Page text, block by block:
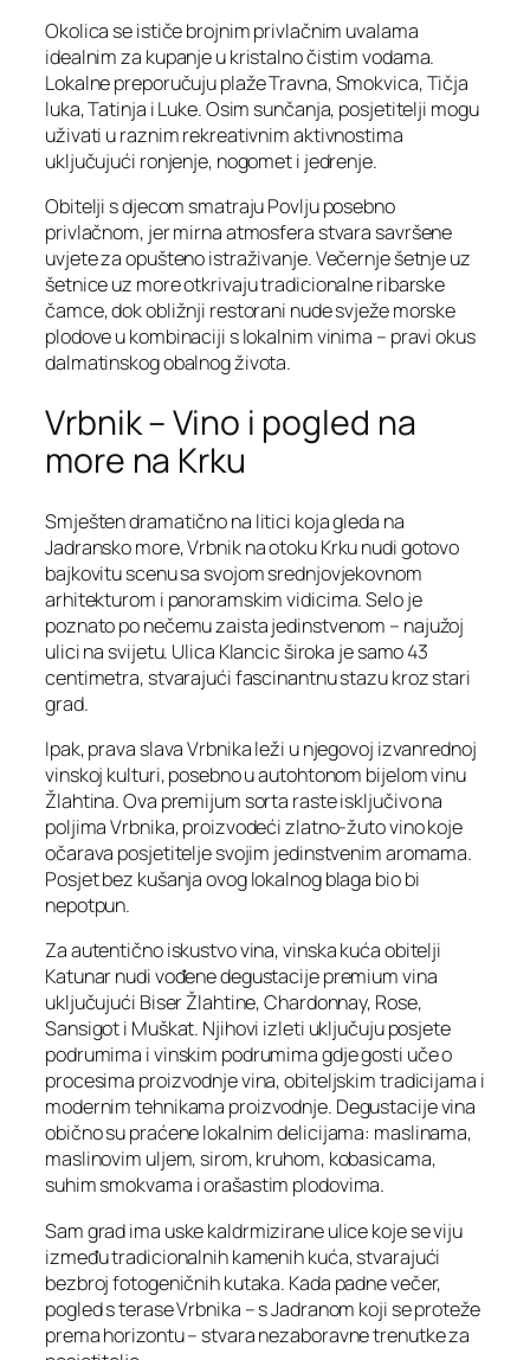
Okolica se ističe brojnim privlačnim uvalama
idealnim za kupanje u kristalno čistim vodama.
Lokalne preporučuju plaže Travna, Smokvica, Tičja
luka, Tatinja i Luke. Osim sunčanja, posjetitelji mogu
uživati u raznim rekreativnim aktivnostima
uključujući ronjenje, nogomet i jedrenje.
Obitelji s djecom smatraju Povlju posebno
privlačnom, jer mirna atmosfera stvara savršene
uvjete za opušteno istraživanje. Večernje šetnje uz
šetnice uz more otkrivaju tradicionalne ribarske
čamce, dok obližnji restorani nude svježe morske
plodove u kombinaciji s lokalnim vinima – pravi okus
dalmatinskog obalnog života.
Vrbnik – Vino i pogled na
more na Krku
Smješten dramatično na litici koja gleda na
Jadransko more, Vrbnik na otoku Krku nudi gotovo
bajkovitu scenu sa svojom srednjovjekovnom
arhitekturom i panoramskim vidicima. Selo je
poznato po nečemu zaista jedinstvenom – najužoj
ulici na svijetu. Ulica Klancic široka je samo 43
centimetra, stvarajući fascinantnu stazu kroz stari
grad.
Ipak, prava slava Vrbnika leži u njegovoj izvanrednoj
vinskoj kulturi, posebno u autohtonom bijelom vinu
Žlahtina. Ova premijum sorta raste isključivo na
poljima Vrbnika, proizvodeći zlatno-žuto vino koje
očarava posjetitelje svojim jedinstvenim aromama.
Posjet bez kušanja ovog lokalnog blaga bio bi
nepotpun.
Za autentično iskustvo vina, vinska kuća obitelji
Katunar nudi vođene degustacije premium vina
uključujući Biser Žlahtine, Chardonnay, Rose,
Sansigot i Muškat. Njihovi izleti uključuju posjete
podrumima i vinskim podrumima gdje gosti uče o
procesima proizvodnje vina, obiteljskim tradicijama i
modernim tehnikama proizvodnje. Degustacije vina
obično su praćene lokalnim delicijama: maslinama,
maslinovim uljem, sirom, kruhom, kobasicama,
suhim smokvama i orašastim plodovima.
Sam grad ima uske kaldrmizirane ulice koje se viju
između tradicionalnih kamenih kuća, stvarajući
bezbroj fotogeničnih kutaka. Kada padne večer,
pogled s terase Vrbnika – s Jadranom koji se proteže
prema horizontu – stvara nezaboravne trenutke za